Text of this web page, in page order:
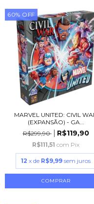
60% OFF
MARVEL UNITED: CIVIL
(EXPANSÃO) - GA...
R$299,90
R$119,90
R$111,51 com Pix
12 x de R$9,99 sem juros